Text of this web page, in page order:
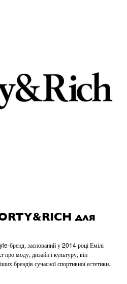
для
бренд, заснований у 2014 році Емілі
моду, дизайн і культуру, він
брендів сучасної спортивної естетики.